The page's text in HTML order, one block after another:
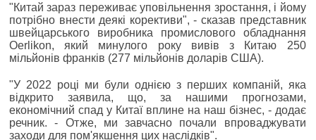
"Китай зараз переживає уповільнення зростання, і йому
потрібно внести деякі корективи", - сказав представник
швейцарського виробника промислового обладнання
Oerlikon, який минулого року вивів з Китаю 250
мільйонів франків (277 мільйонів доларів США).
"У 2022 році ми були однією з перших компаній, яка
відкрито заявила, що, за нашими прогнозами,
економічний спад у Китаї вплине на наш бізнес, - додає
речник. - Отже, ми завчасно почали впроваджувати
заходи для пом'якшення цих наслідків".